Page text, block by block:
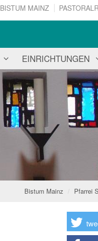
BISTUM MAINZ
EINRICHTUNGEN
Bistum Mainz Pfarrei